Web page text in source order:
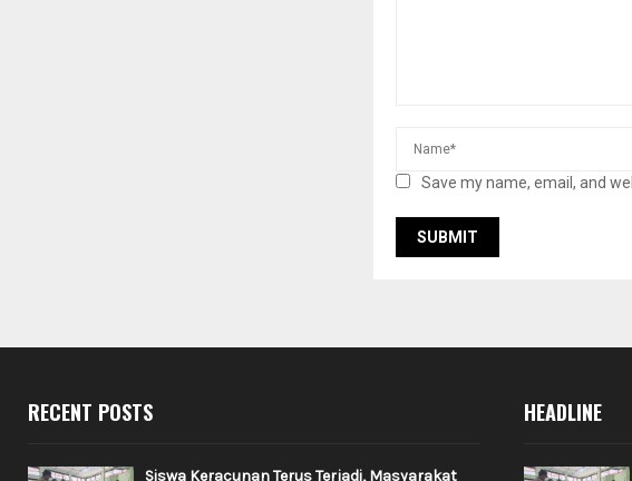
Save my name, email, and
RECENT POSTS
Siswa Keracunan Terus Terjadi, Masyarakat
HEADLINE